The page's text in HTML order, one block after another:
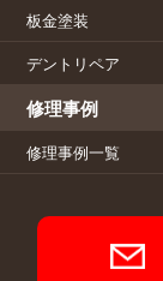
板金塗装
デントリペア
修理事例
修理事例一覧